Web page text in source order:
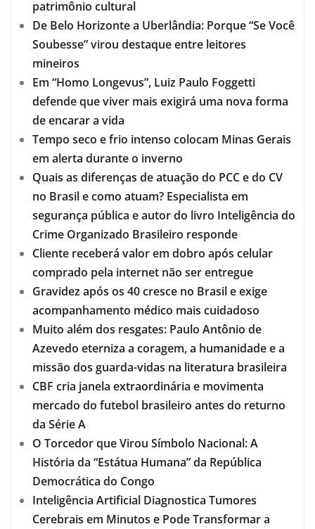
patrimônio cultural
De Belo Horizonte a Uberlândia: Porque “Se Você
Soubesse” virou destaque entre leitores
mineiros
Em “Homo Longevus”, Luiz Paulo Foggetti
defende que viver mais exigirá uma nova forma
de encarar a vida
Tempo seco e frio intenso colocam Minas Gerais
em alerta durante o inverno
Quais as diferenças de atuação do PCC e do CV
no Brasil e como atuam? Especialista em
segurança pública e autor do livro Inteligência do
Crime Organizado Brasileiro responde
Cliente receberá valor em dobro após celular
comprado pela internet não ser entregue
Gravidez após os 40 cresce no Brasil e exige
acompanhamento médico mais cuidadoso
Muito além dos resgates: Paulo Antônio de
Azevedo eterniza a coragem, a humanidade e a
missão dos guarda-vidas na literatura brasileira
CBF cria janela extraordinária e movimenta
mercado do futebol brasileiro antes do returno
da Série A
O Torcedor que Virou Símbolo Nacional: A
História da “Estátua Humana” da República
Democrática do Congo
Inteligência Artificial Diagnostica Tumores
Cerebrais em Minutos e Pode Transformar a